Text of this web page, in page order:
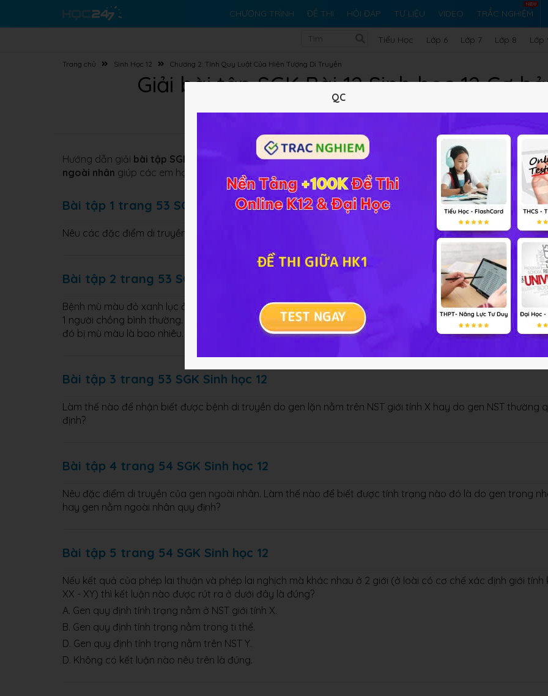
CHƯƠNG TRÌNH ĐỀ THI HỎI ĐÁP TƯ LIỆU VIDEO TRẮC NGHIỆM
Tiểu Học Lớp 6 Lớp 7 Lớp 8 Lớp
Trang chủ Sinh Học 12 Chương 2: Tính Quy Luật Của Hiện Tượng Di Truyền
Giải bài tập SGK Bài 12 Sinh học 12 Cơ
Hướng dẫn giải bài tập SGK Cơ bản và Nâng caoSinh học 12 Bài 12 Di truyền liên kết với giới tính và di
ngoài nhân giúp các em học sinh nắm vững phương pháp giải bài tập và củng cố lại kiến thức môn Sinh.
Bài tập 1 trang 53 SGK Sinh học 12
Nêu các đặc điểm di truyền của tính trạng do gen nằm trên NST X quy định?
Bài tập 2 trang 53 SGK Sinh học 12
Bệnh mù màu đỏ xanh lục ở người là do 1 gen lặn nằm trên NST X quy định. Một phụ nữ có em trai bị mù
1 người chồng bình thường. Nếu cặp vợ chồng này sinh ra được 1 người con trai thì xác suất để người con
đó bị mù màu là bao nhiêu. Biết rằng bố mẹ của cặp vợ chồng này không bị bệnh.
Bài tập 3 trang 53 SGK Sinh học 12
Làm thế nào để nhận biết được bệnh di truyền do gen lặn nằm trên NST giới tính X hay do gen NST thường
định?
Bài tập 4 trang 54 SGK Sinh học 12
Nêu đặc điểm di truyền của gen ngoài nhân. Làm thế nào để biết được tính trạng nào đó là do gen trong
hay gen nằm ngoài nhân quy định?
Bài tập 5 trang 54 SGK Sinh học 12
Nếu kết quả của phép lai thuận và phép lai nghịch mà khác nhau ở 2 giới (ở loài có cơ chế xác định giới tính
XX - XY) thì kết luận nào được rút ra ở dưới đây là đúng?
A. Gen quy định tính trạng nằm ở NST giới tính X.
B. Gen quy định tính trạng nằm trong ti thể.
D. Gen quy định tính trạng nằm trên NST Y.
D. Không có kết luận nào nêu trên là đúng.
QC